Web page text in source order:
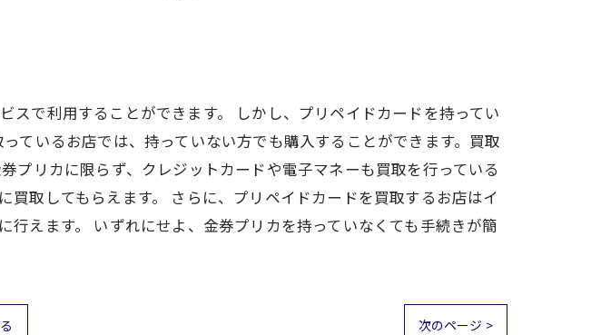
で利用することができます。 しかし、プリペイドカードを持ってい
ているお店では、持っていない方でも購入することができます。買取
プリカに限らず、クレジットカードや電子マネーも買取を行っている
取してもらえます。 さらに、プリペイドカードを買取するお店はイ
えます。 いずれにせよ、金券プリカを持っていなくても手続きが簡
次のページ >